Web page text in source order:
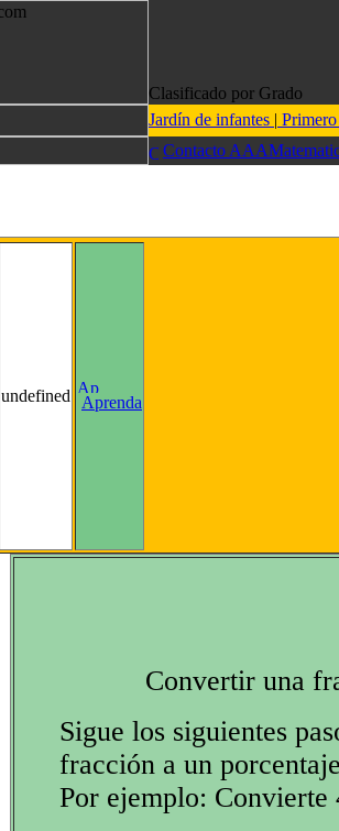
Clasificado por Grado
Jardín de infantes |
Contacto
undefined Aprenda
Convertir una
Sigue los siguientes
fracción a un
Por ejemplo: Convierte